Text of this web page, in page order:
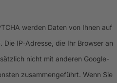
werden Daten von Ihnen auf
IP-Adresse, die Ihr Browser an
nicht mit anderen Google-
zusammengeführt. Wenn Sie